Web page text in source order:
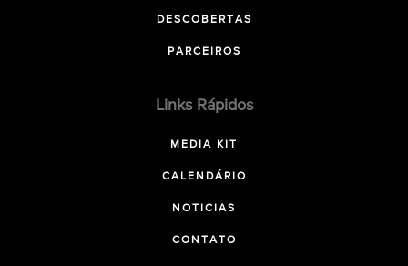
DESCOBERTAS
PARCEIROS
Links Rápidos
MEDIA KIT
CALENDÁRIO
NOTICIAS
CONTATO